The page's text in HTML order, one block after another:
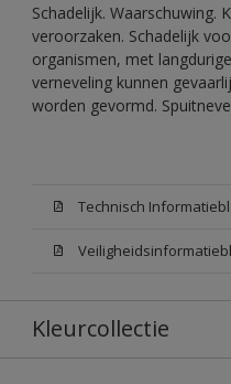
Schadelijk. Waarschuwing.
veroorzaken. Schadelijk
organismen, met
verneveling kunnen
worden gevormd.
Technisch
Kleurcollectie